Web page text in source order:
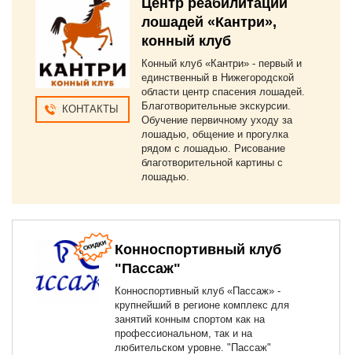
КОНТАКТЫ
Центр реабилитации
лошадей «Кантри»,
конный клуб
Конный клуб «Кантри» - первый и
единственный в Нижегородской
области центр спасения лошадей.
Благотворительные экскурсии.
Обучение первичному уходу за
лошадью, общение и прогулка
рядом с лошадью. Рисование
благотворительной картины с
лошадью.
Конноспортивный клуб
"Пассаж"
Конноспортивный клуб «Пассаж» -
крупнейший в регионе комплекс для
занятий конным спортом как на
профессиональном, так и на
любительском уровне. "Пассаж"